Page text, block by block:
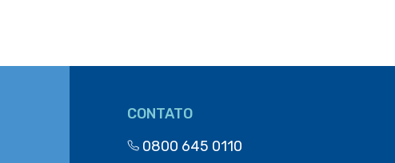
CONTATO
0800 645 0110